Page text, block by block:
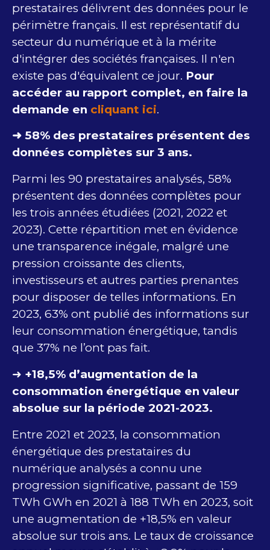
prestataires délivrent des données pour le
périmètre français. Il est représentatif du
secteur du numérique et à la mérite
d'intégrer des sociétés françaises. Il n'en
existe pas d'équivalent ce jour. Pour
accéder au rapport complet, en faire la
demande en cliquant ici.
➜ 58% des prestataires présentent des
données complètes sur 3 ans.
Parmi les 90 prestataires analysés, 58%
présentent des données complètes pour
les trois années étudiées (2021, 2022 et
2023). Cette répartition met en évidence
une transparence inégale, malgré une
pression croissante des clients,
investisseurs et autres parties prenantes
pour disposer de telles informations. En
2023, 63% ont publié des informations sur
leur consommation énergétique, tandis
que 37% ne l’ont pas fait.
➜ +18,5% d’augmentation de la
consommation énergétique en valeur
absolue sur la période 2021-2023.
Entre 2021 et 2023, la consommation
énergétique des prestataires du
numérique analysés a connu une
progression significative, passant de 159
TWh GWh en 2021 à 188 TWh en 2023, soit
une augmentation de +18,5% en valeur
absolue sur trois ans. Le taux de croissance